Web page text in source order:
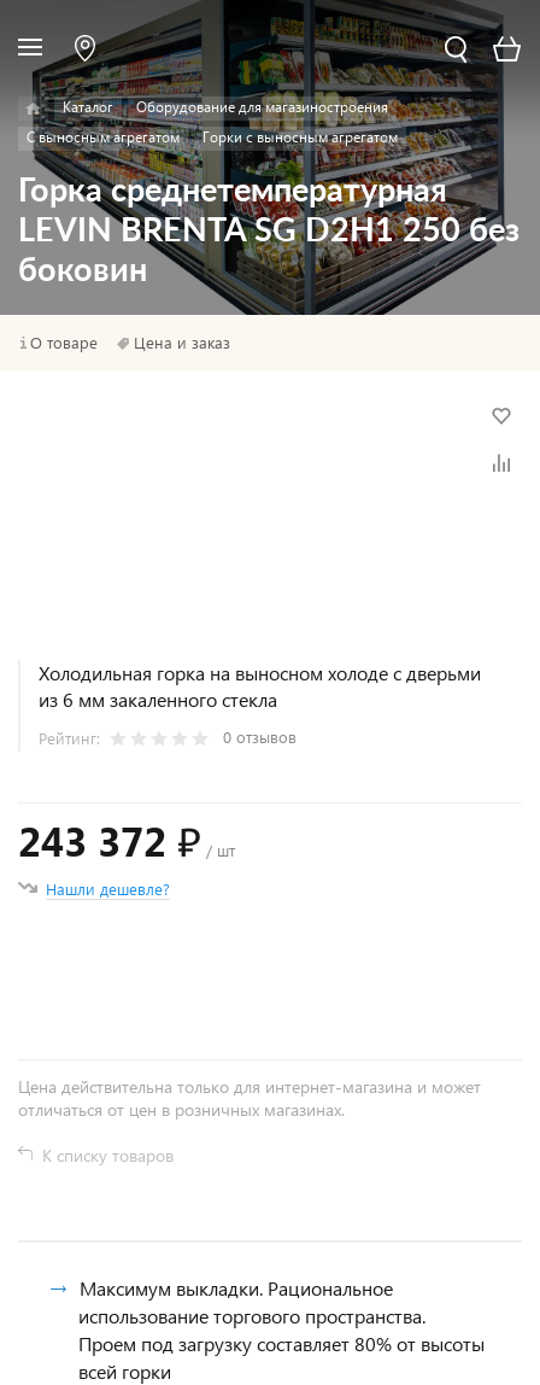
Каталог
Оборудование для магазиностроения
С выносным агрегатом
Горки с выносным агрегатом
Горка среднетемпературная
LEVIN BRENTA SG D2H1 250 без
боковин
О товаре Цена и заказ
Холодильная горка на выносном холоде с дверьми
из 6 мм закаленного стекла
Рейтинг: 0 отзывов
243 372 ₽ / шт
Нашли дешевле?
Цена действительна только для интернет-магазина и может
отличаться от цен в розничных магазинах.
К списку товаров
Максимум выкладки. Рациональное
использование торгового пространства.
Проем под загрузку составляет 80% от высоты
всей горки